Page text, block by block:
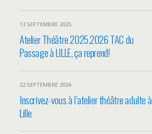
13 SEPTEMBRE 2025
Atelier Théâtre 2025.2026 TAC du
Passage à LILLE, ça reprend!
22 SEPTEMBRE 2024
Inscrivez-vous à l’atelier théâtre adulte à
Lille